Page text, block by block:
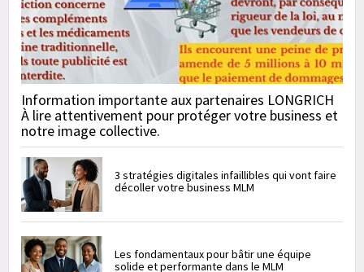
Information importante aux partenaires LONGRICH
À lire attentivement pour protéger votre business et
notre image collective.
3 stratégies digitales infaillibles qui vont faire
décoller votre business MLM
Les fondamentaux pour bâtir une équipe
solide et performante dans le MLM